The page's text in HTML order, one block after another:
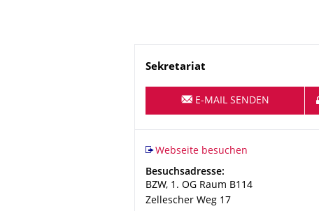
Name
Sekretariat
E-MAIL SENDEN
Webseite besuchen
Adresse
Besuchsadresse:
BZW, 1. OG Raum B114
Zellescher Weg 17